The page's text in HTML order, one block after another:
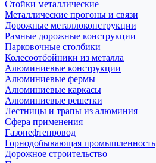
Стойки металлические
Металлические прогоны и связи
Дорожные металлоконструкции
Рамные дорожные конструкции
Парковочные столбики
Колесоотбойники из металла
Алюминиевые конструкции
Алюминиевые фермы
Алюминиевые каркасы
Алюминиевые решетки
Лестницы и трапы из алюминия
Сфера применения
Газонефтепровод
Горнодобывающая промышленность
Дорожное строительство